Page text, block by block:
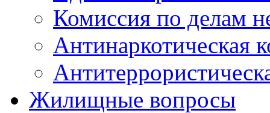
Комиссия по делам
Антинаркотическая
Жилищные вопросы